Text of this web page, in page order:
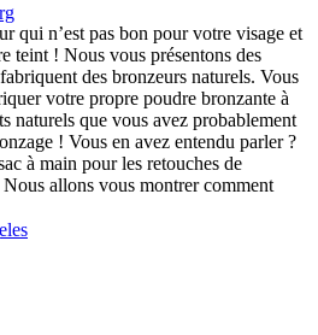
qui n’est pas bon pour votre visage et
teint ! Nous vous présentons des
des bronzeurs naturels. Vous
votre propre poudre bronzante à
naturels que vous avez probablement
! Vous en avez entendu parler ?
à main pour les retouches de
allons vous montrer comment